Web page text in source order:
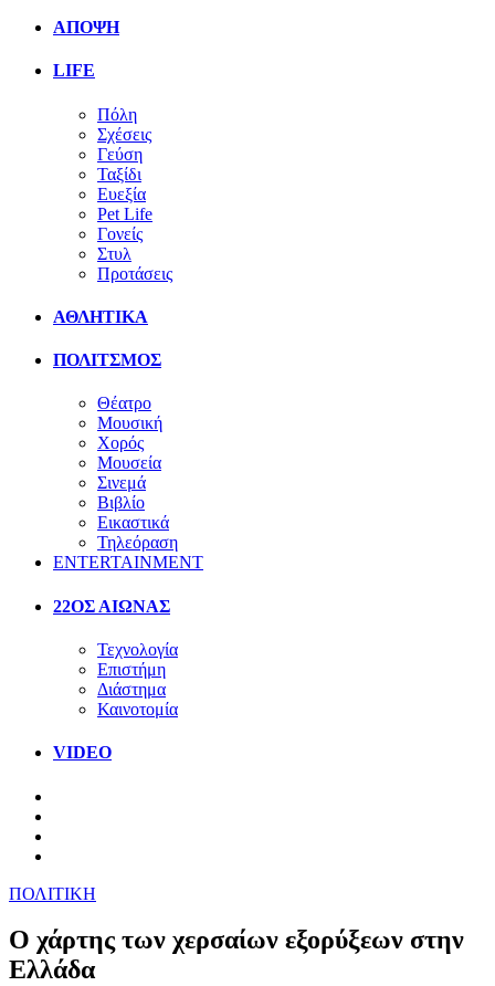
ΑΠΟΨΗ
LIFE
Πόλη
Σχέσεις
Γεύση
Ταξίδι
Ευεξία
Pet Life
Γονείς
Στυλ
Προτάσεις
ΑΘΛΗΤΙΚΑ
ΠΟΛΙΤΣΜΟΣ
Θέατρο
Μουσική
Χορός
Μουσεία
Σινεμά
Βιβλίο
Εικαστικά
Τηλεόραση
ENTERTAINMENT
22ΟΣ ΑΙΩΝΑΣ
Τεχνολογία
Επιστήμη
Διάστημα
Καινοτομία
VIDEO
ΠΟΛΙΤΙΚΗ
Ο χάρτης των χερσαίων εξορύξεων στην
Ελλάδα